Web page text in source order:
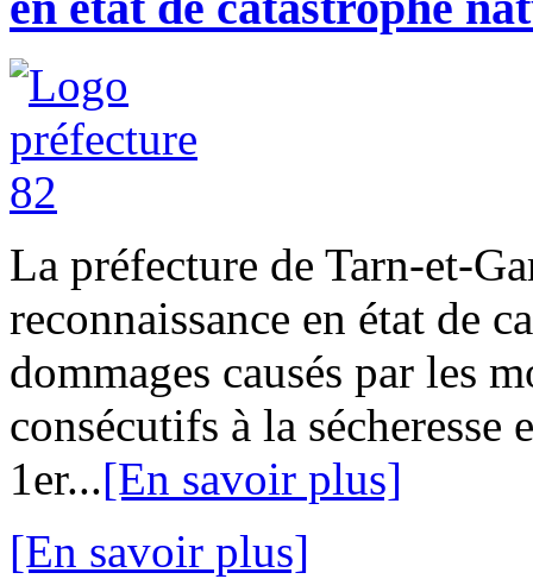
La préfecture de Tarn-et-
reconnaissance en état de
dommages causés par les
consécutifs à la
1er...[En savoir plus]
[En savoir plus]